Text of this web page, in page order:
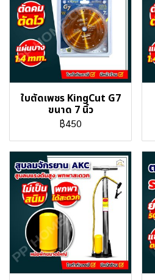
ใบตัดเพชร KingCut G7
ขนาด 7 นิ้ว
฿450